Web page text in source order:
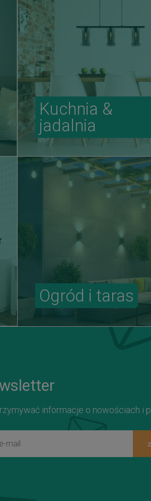
Kuchnia &
jadalnia
Ogród i taras
informacje o nowościach i